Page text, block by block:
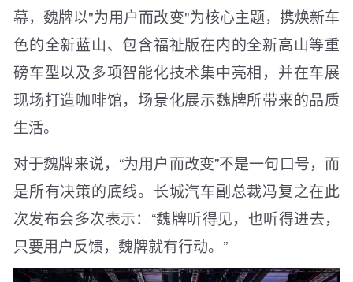
幕，魏牌以"为用户而改变"为核心主题，携焕新车
色的全新蓝山、包含福祉版在内的全新高山等重
磅车型以及多项智能化技术集中亮相，并在车展
现场打造咖啡馆，场景化展示魏牌所带来的品质
生活。
对于魏牌来说，“为用户而改变”不是一句口号，而
是所有决策的底线。长城汽车副总裁冯复之在此
次发布会多次表示：“魏牌听得见，也听得进去，
只要用户反馈，魏牌就有行动。”